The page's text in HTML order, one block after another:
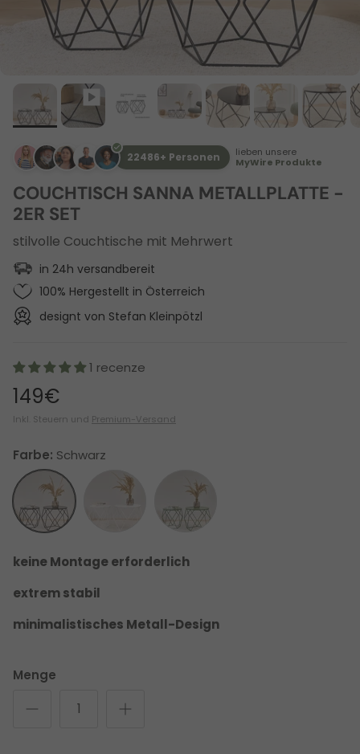
22486+ Personen
lieben unsere
MyWire Produkte
COUCHTISCH SANNA METALLPLATTE -
2ER SET
stilvolle Couchtische mit Mehrwert
in 24h versandbereit
100% Hergestellt in Österreich
designt von Stefan Kleinpötzl
1 recenze
149€
Inkl. Steuern und Premium-Versand
Farbe: Schwarz
Schwarz
keine Montage erforderlich
extrem stabil
minimalistisches Metall-Design
Menge